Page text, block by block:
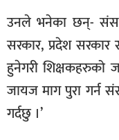
उनले भनेका छन्-
सरकार, प्रदेश सरकार
हुनेगरी शिक्षकहरुको
जायज माग पुरा गर्न
गर्दछु ।’